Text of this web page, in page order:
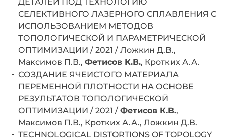
СЕЛЕКТИВНОГО ЛАЗЕРНОГО СПЛАВЛЕНИЯ С
ИСПОЛЬЗОВАНИЕМ МЕТОДОВ
ТОПОЛОГИЧЕСКОЙ И ПАРАМЕТРИЧЕСКОЙ
ОПТИМИЗАЦИИ / 2021 / Ложкин Д.В.,
Максимов П.В., Фетисов К.В., Кротких А.А.
СОЗДАНИЕ ЯЧЕИСТОГО МАТЕРИАЛА
ПЕРЕМЕННОЙ ПЛОТНОСТИ НА ОСНОВЕ
РЕЗУЛЬТАТОВ ТОПОЛОГИЧЕСКОЙ
ОПТИМИЗАЦИИ / 2021 /Фетисов К.В.,
Максимов П.В., Кротких А.А., Ложкин Д.В.
TECHNOLOGICAL DISTORTIONS OF TOPOLOGY